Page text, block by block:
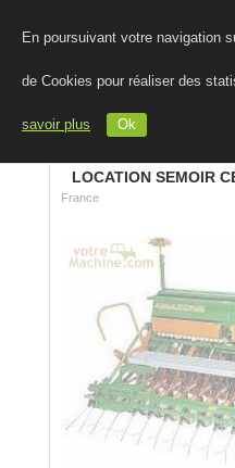
En poursuivant votre navigation
de Cookies pour réaliser des
savoir plus Ok
LOCATION SEMOIR
France